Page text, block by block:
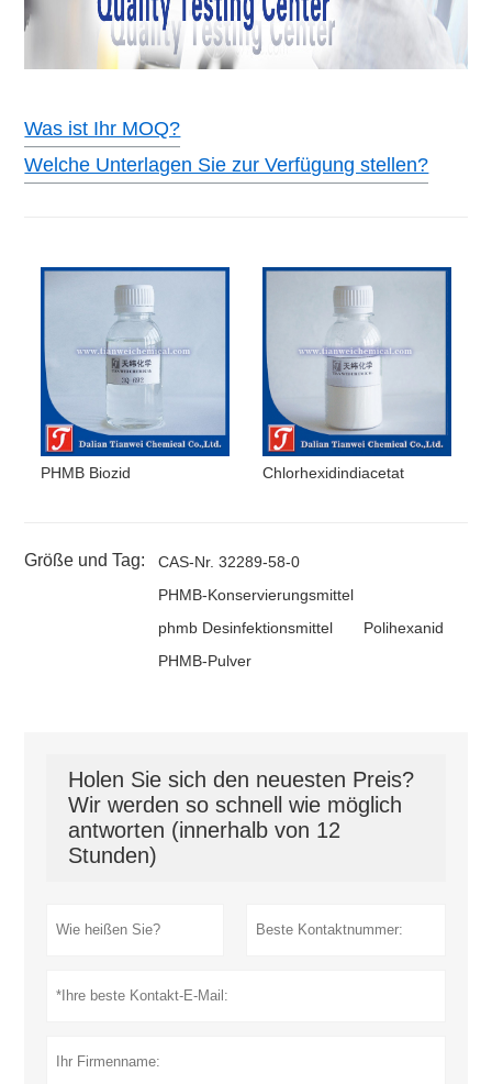
Was ist Ihr MOQ?
Welche Unterlagen Sie zur Verfügung stellen?
PHMB Biozid Chlorhexidindiacetat
Größe und Tag:
CAS-Nr. 32289-58-0
PHMB-Konservierungsmittel
phmb Desinfektionsmittel
Polihexanid
PHMB-Pulver
Holen Sie sich den neuesten Preis?
Wir werden so schnell wie möglich
antworten (innerhalb von 12
Stunden)